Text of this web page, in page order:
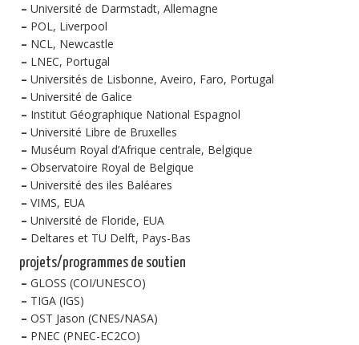
– Université de Darmstadt, Allemagne
– POL, Liverpool
– NCL, Newcastle
– LNEC, Portugal
– Universités de Lisbonne, Aveiro, Faro, Portugal
– Université de Galice
– Institut Géographique National Espagnol
– Université Libre de Bruxelles
– Muséum Royal d’Afrique centrale, Belgique
– Observatoire Royal de Belgique
– Université des iles Baléares
– VIMS, EUA
– Université de Floride, EUA
– Deltares et TU Delft, Pays-Bas
projets/programmes de soutien
– GLOSS (COI/UNESCO)
– TIGA (IGS)
– OST Jason (CNES/NASA)
– PNEC (PNEC-EC2CO)